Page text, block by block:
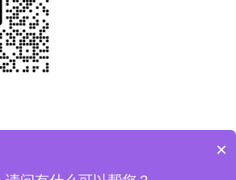
科技有限公司粤ICP备14001694号
×